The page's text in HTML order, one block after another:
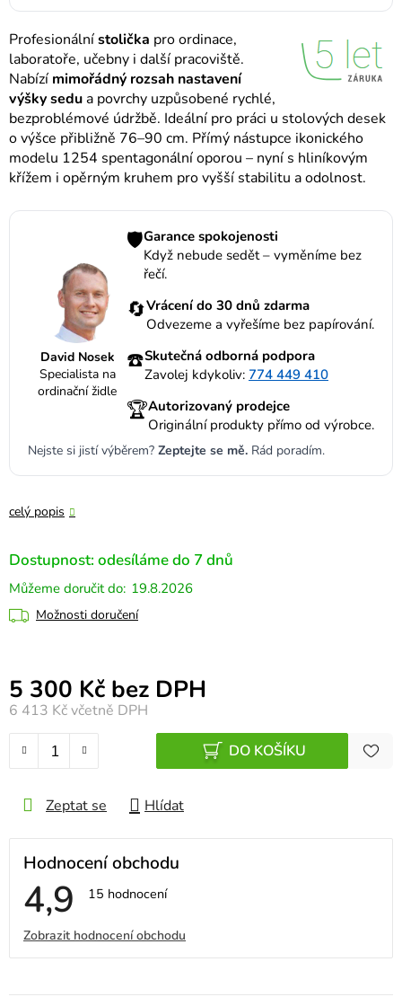
Profesionálnístolička pro ordinace,
laboratoře, učebny i další pracoviště.
Nabízí mimořádný rozsah nastavení
výšky sedua povrchy uzpůsobené rychlé,
bezproblémové údržbě. Ideální pro práci u stolových desek
o výšce přibližně 76–90 cm. Přímý nástupce ikonického
modelu 1254 spentagonální oporou – nyní s hliníkovým
křížem i opěrným kruhem pro vyšší stabilitu a odolnost.
David Nosek
Specialista na
ordinační židle
🛡️Garance spokojenosti
Když nebude sedět – vyměníme bez
řečí.
🔄Vrácení do 30 dnů zdarma
Odvezeme a vyřešíme bez papírování.
☎️Skutečná odborná podpora
Zavolej kdykoliv: 774 449 410
🏆Autorizovaný prodejce
Originální produkty přímo od výrobce.
Nejste si jistí výběrem? Zeptejte se mě. Rád poradím.
celý popis
Dostupnost: odesíláme do 7 dnů
19.8.2026
Možnosti doručení
6 413 Kčvčetně DPH
5 300 Kč bez DPH
Měrná cena:
DO KOŠÍKU
Zeptat se Hlídat
Hodnocení obchodu
4,9 Průměrné
je
hvězdiček.
15 hodnocení
V
ý
p
Zobrazit hodnocení obchodu